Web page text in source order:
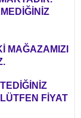
MAĞAZAMIZI
FİYAT